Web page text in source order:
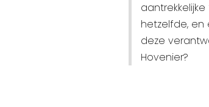
hetzelfde, en
deze
Hovenier?